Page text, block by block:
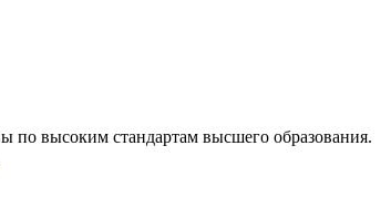
по высоким стандартам высшего образования.